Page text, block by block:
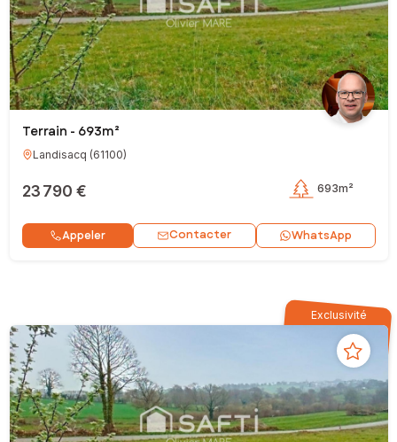
Terrain - 693m²
Landisacq (61100)
23 790 € 693m²
Appeler Contacter WhatsApp
Exclusivité